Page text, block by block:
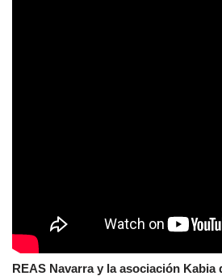
REAS Navarra y la asociación